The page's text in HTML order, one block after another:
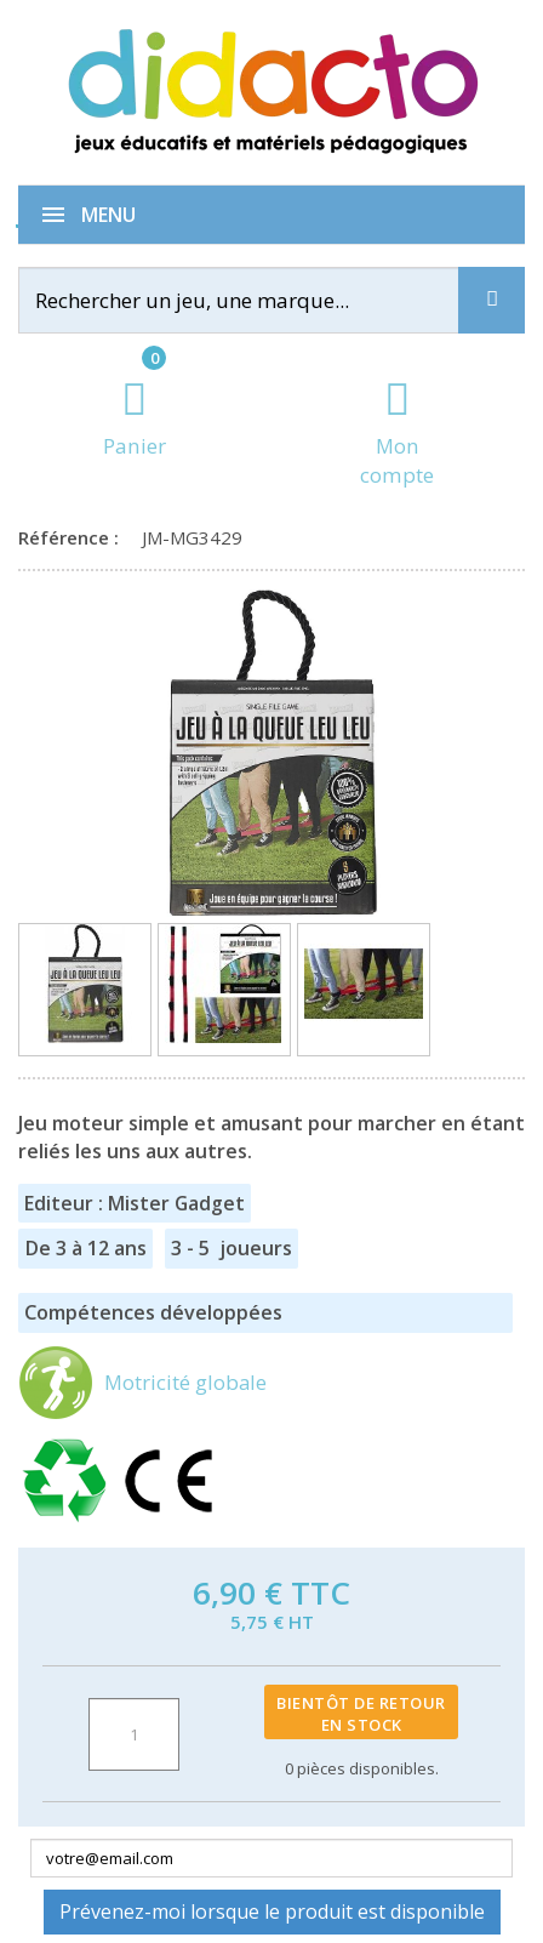
0
Panier
Mon
compte
MENU
Jeu à la queue leu leu
Référence : JM-MG3429
Jeu moteur simple et amusant pour marcher en étant
reliés les uns aux autres.
Editeur : Mister Gadget
De 3 à 12 ans
3 - 5 joueurs
Compétences développées
Motricité globale
6,90 € TTC
5,75 € HT
BIENTÔT DE RETOUR
EN STOCK
0pièces disponibles.
Prévenez-moi lorsque le produit est disponible